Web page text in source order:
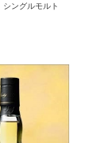
ングルモルト